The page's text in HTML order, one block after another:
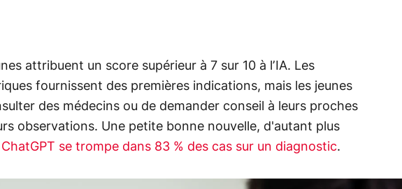
attribuent un score supérieur à 7 sur 10 à l’IA. Les
fournissent des premières indications, mais les jeunes
des médecins ou de demander conseil à leurs proches
observations. Une petite bonne nouvelle, d'autant plus
ChatGPT se trompe dans 83 % des cas sur un diagnostic.